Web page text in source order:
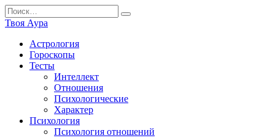
Перейти
к
содержанию
Search
for:
Твоя Аура
Астрология
Гороскопы
Тесты
Интеллект
Отношения
Психологические
Характер
Психология
Психология отношений